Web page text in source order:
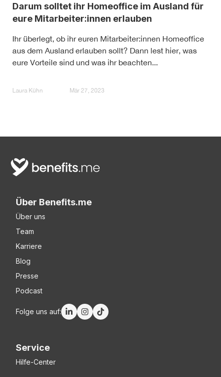
Darum solltet ihr Homeoffice im Ausland für
eure Mitarbeiter:innen erlauben
Ihr überlegt, ob ihr euren Mitarbeiter:innen Homeoffice
aus dem Ausland erlauben sollt? Dann lest hier, was
eure Vorteile sind und was ihr beachten...
Laura Kühn Mär 27, 2023
Über Benefits.me
Über uns
Team
Karriere
Blog
Presse
Podcast
Folge uns auf:
Service
Hilfe-Center